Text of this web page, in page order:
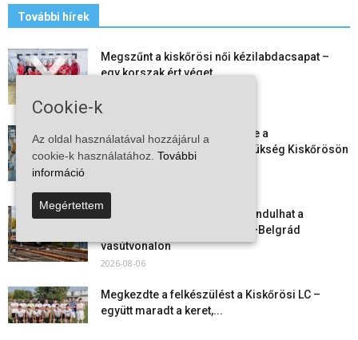
További hírek
Megszűnt a kiskőrösi női kézilabdacsapat –
egy korszak ért véget
Aktuális állásajánlatok: ezekre a
munkavállalókra van most szükség Kiskőrösön
Vitézy Dávid: már ősszel újraindulhat a
személyszállítás a Budapest–Belgrád
vasútvonalon
2026-08-06
Megkezdte a felkészülést a Kiskőrösi LC –
együtt maradt a keret,...
Cookie-k
Az oldal használatával hozzájárul a
cookie-k használatához. További
információ
Megértettem